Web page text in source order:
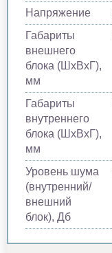
Напряжение
Габариты
внешнего
блока (ШхВхГ),
мм
Габариты
внутреннего
блока (ШхВхГ),
мм
Уровень шума
(внутренний/
внешний
блок), Дб